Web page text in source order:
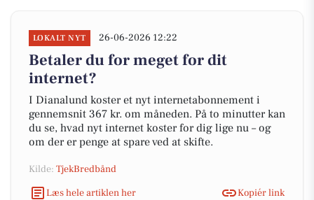
LOKALT NYT 26-06-2026 12:22
Betaler du for meget for dit
internet?
I Dianalund koster et nyt internetabonnement i
gennemsnit 367 kr. om måneden. På to minutter kan
du se, hvad nyt internet koster for dig lige nu – og
om der er penge at spare ved at skifte.
Kilde: TjekBredbånd
Læs hele artiklen her
Kopiér link